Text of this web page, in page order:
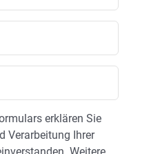
erklären Sie
Verarbeitung Ihrer